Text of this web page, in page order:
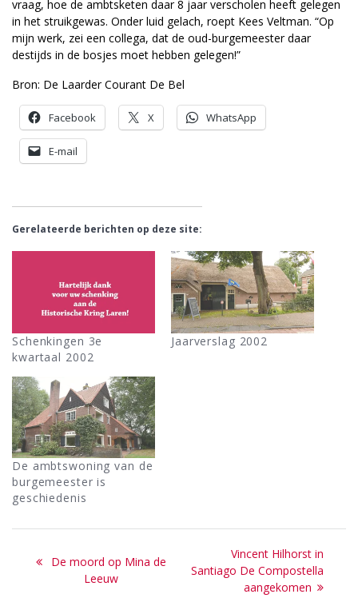
vraag, hoe de ambtsketen daar 8 jaar verscholen heeft gelegen
in het struikgewas. Onder luid gelach, roept Kees Veltman. “Op
mijn werk, zei een collega, dat de oud-burgemeester daar
destijds in de bosjes moet hebben gelegen!”
Bron: De Laarder Courant De Bel
Facebook X WhatsApp
E-mail
Gerelateerde berichten op deze site:
Schenkingen 3e
kwartaal 2002
Jaarverslag 2002
De ambtswoning van de
­burgemeester is
geschiedenis
navigatie
Previous
De moord op Mina de
Leeuw
Next
post:
Vincent Hilhorst in
Santiago De Compostella
aangekomen